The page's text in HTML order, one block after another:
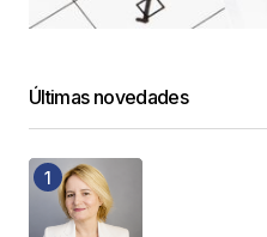
Últimas novedades